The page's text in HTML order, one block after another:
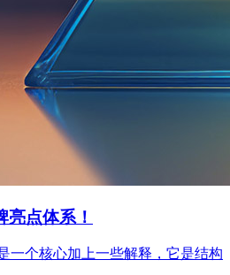
亮点体系！
一个核心加上一些解释，它是结构